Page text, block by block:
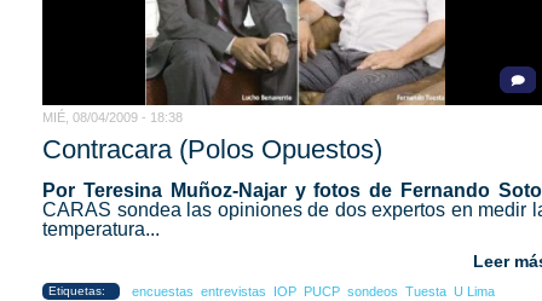
MIÉ, 08/04/2009 - 18:38
Contracara (Polos Opuestos)
Por Teresina Muñoz-Najar y fotos de Fernando
CARAS sondea las opiniones de dos expertos en medir
temperatura...
Leer
Etiquetas: encuestas entrevistas IOP PUCP sondeos Tuesta U Lima